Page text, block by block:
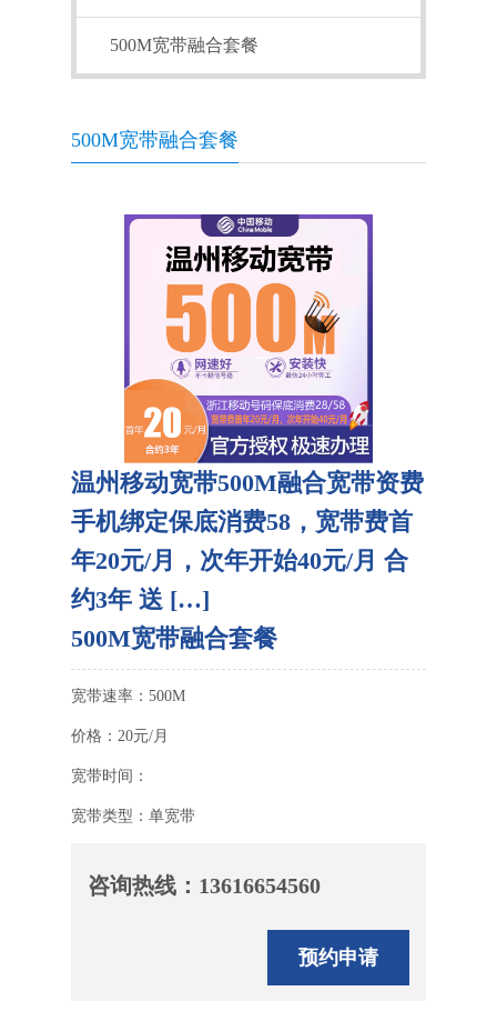
500M宽带融合套餐
500M宽带融合套餐
温州移动宽带500M融合宽带资费
手机绑定保底消费58，宽带费首
年20元/月，次年开始40元/月 合
约3年 送 […]
500M宽带融合套餐
宽带速率：500M
价格：20元/月
宽带时间：
宽带类型：单宽带
咨询热线： 13616654560
预约申请